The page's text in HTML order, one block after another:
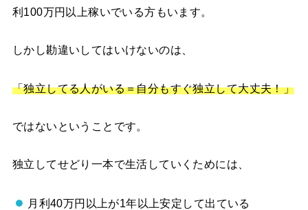
利100万円以上稼いでいる方もいます。
しかし勘違いしてはいけないのは、
「独立してる人がいる＝自分もすぐ独立して大丈夫！」
ではないということです。
独立してせどり一本で生活していくためには、
月利40万円以上が1年以上安定して出ている